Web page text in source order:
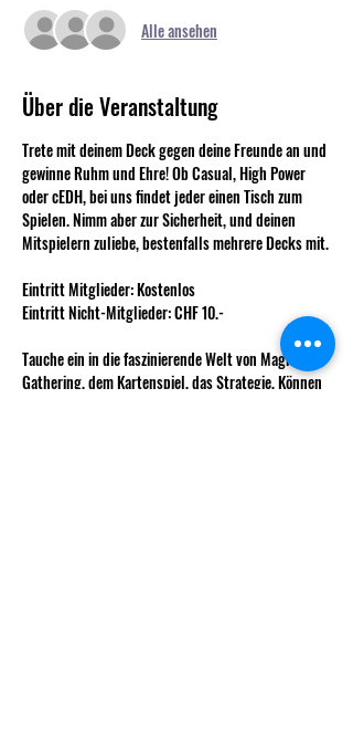
Alle ansehen
Über die Veranstaltung
Trete mit deinem Deck gegen deine Freunde an und
gewinne Ruhm und Ehre! Ob Casual, High Power
oder cEDH, bei uns findet jeder einen Tisch zum
Spielen. Nimm aber zur Sicherheit, und deinen
Mitspielern zuliebe, bestenfalls mehrere Decks mit.
Eintritt Mitglieder: Kostenlos
Eintritt Nicht-Mitglieder: CHF 10.-
Tauche ein in die faszinierende Welt von Magic The
Gathering, dem Kartenspiel, das Strategie, Können